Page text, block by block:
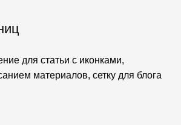
для статьи с иконками,
материалов, сетку для блога